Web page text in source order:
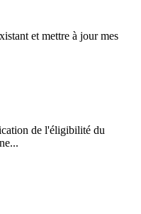
et mettre à jour mes
de l'éligibilité du